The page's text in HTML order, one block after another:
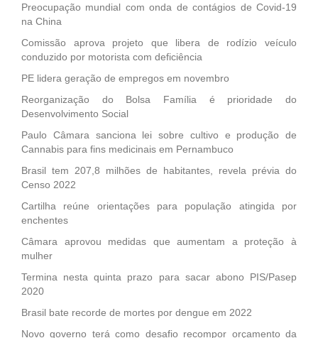
Preocupação mundial com onda de contágios de Covid-19
na China
Comissão aprova projeto que libera de rodízio veículo
conduzido por motorista com deficiência
PE lidera geração de empregos em novembro
Reorganização do Bolsa Família é prioridade do
Desenvolvimento Social
Paulo Câmara sanciona lei sobre cultivo e produção de
Cannabis para fins medicinais em Pernambuco
Brasil tem 207,8 milhões de habitantes, revela prévia do
Censo 2022
Cartilha reúne orientações para população atingida por
enchentes
Câmara aprovou medidas que aumentam a proteção à
mulher
Termina nesta quinta prazo para sacar abono PIS/Pasep
2020
Brasil bate recorde de mortes por dengue em 2022
Novo governo terá como desafio recompor orçamento da